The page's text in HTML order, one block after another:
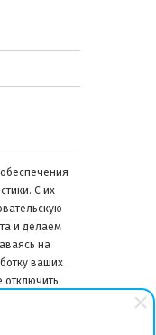
С их
и делаем
на
ваших
в